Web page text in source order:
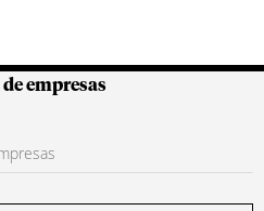
Colombianas
empresas